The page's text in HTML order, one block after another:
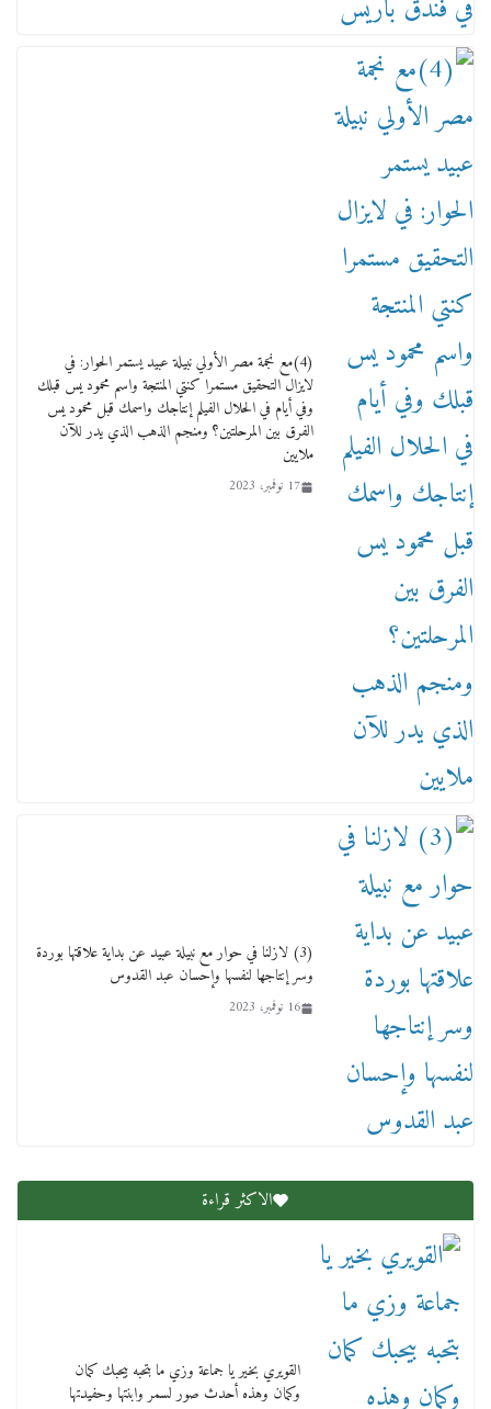
القويري ملك الدعاية لأشهر بسكويت في مصر
17 يناير، 2026
لأول فرع لمدارس لها بمصر في فينا بحضور ولي
العهد
(4)مع نجمة مصر الأولي نبيلة عبيد يستمر الحوار: في
لايزال التحقيق مستمرا كنتي المنتجة واسم محمود يس قبلك
وفي أيام في الحلال الفيلم إنتاجك واسمك قبل محمود يس
الفرق بين المرحلتين؟ ومنجم الذهب الذي يدر للآن
ملايين
17 نوفمبر، 2023
(3) لازلنا في حوار مع نبيلة عبيد عن بداية علاقتها بوردة
وسر إنتاجها لنفسها وإحسان عبد القدوس
16 نوفمبر، 2023
الاكثر قراءة
القويري بخير يا جماعة وزي ما بتحبه بيحبك كمان
وكمان وهذه أحدث صور لسمر وابنتها وحفيدتها